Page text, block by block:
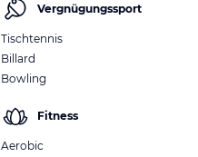
Vergnügungssport
Tischtennis
Billard
Bowling
Fitness
Aerobic